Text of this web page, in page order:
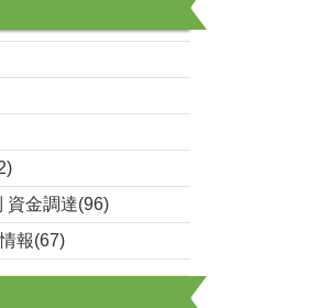
資金調達(96)
報(67)